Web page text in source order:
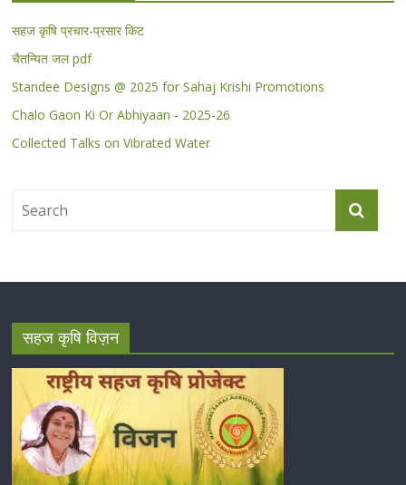
सहज कृषि प्रचार-प्रसार किट
चैतन्यित जल pdf
Standee Designs @ 2025 for Sahaj Krishi Promotions
Chalo Gaon Ki Or Abhiyaan - 2025-26
Collected Talks on Vibrated Water
सहज कृषि विज़न